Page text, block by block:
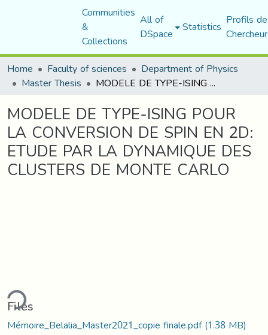
Communities
&
Collections
All of
DSpace Statistics Profils
Home
Faculty of sciences Department of Physics
Master Thesis MODELE DE TYPE-ISING POUR LA CONVERSION DE SPIN EN 2D: ETUDE PAR LA DYNAMIQUE DES CLUSTERS DE MONTE CARLO
MODELE DE TYPE-ISING POUR
LA CONVERSION DE SPIN EN 2D:
ETUDE PAR LA DYNAMIQUE DES
CLUSTERS DE MONTE CARLO
Files
Mémoire_Belalia_Master2021_copie finale.pdf(1.38 MB)